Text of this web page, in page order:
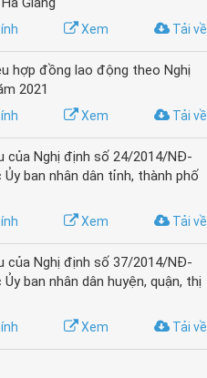
Tải về
Xem
hợp đồng lao động theo Nghị
2021
Tải về
Xem
của Nghị định số 24/2014/NĐ-
ban nhân dân tỉnh, thành phố
Tải về
Xem
của Nghị định số 37/2014/NĐ-
ban nhân dân huyện, quận, thị
Tải về
Xem